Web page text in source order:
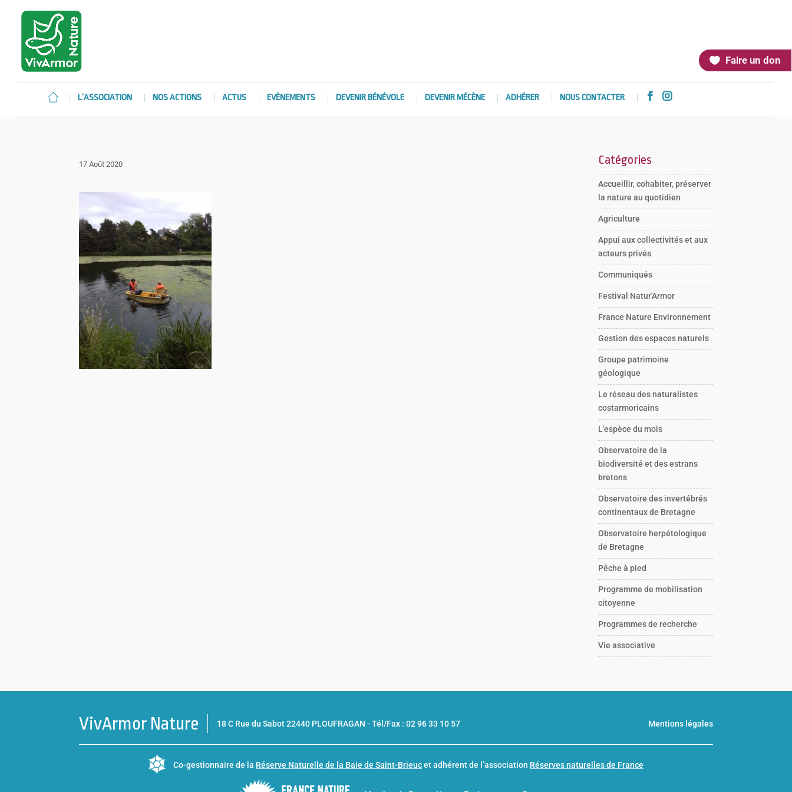
Faire un don
L’ASSOCIATION NOS ACTIONS ACTUS EVÈNEMENTS DEVENIR BÉNÉVOLE DEVENIR MÉCÈNE ADHÉRER NOUS CONTACTER  
17 Août 2020 Catégories
Accueillir, cohabiter, préserver
la nature au quotidien
Agriculture
Appui aux collectivités et aux
acteurs privés
Communiqués
Festival Natur'Armor
France Nature Environnement
Gestion des espaces naturels
Groupe patrimoine
géologique
Le réseau des naturalistes
costarmoricains
L’espèce du mois
Observatoire de la
biodiversité et des estrans
bretons
Observatoire des invertébrés
continentaux de Bretagne
Observatoire herpétologique
de Bretagne
Pêche à pied
Programme de mobilisation
citoyenne
Programmes de recherche
Vie associative
VivArmor Nature 18 C Rue du Sabot 22440 PLOUFRAGAN -Tél/Fax : 02 96 33 10 57 Mentions légales
Co-gestionnaire de la Réserve Naturelle de la Baie de Saint-Brieucet adhérent de l’association Réserves naturelles de France